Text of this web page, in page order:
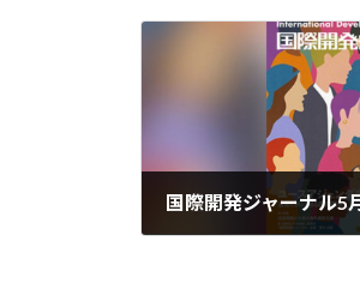
国際開発ジャーナル5